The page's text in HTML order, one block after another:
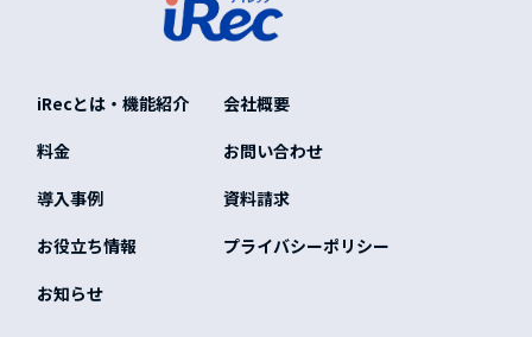
iRecとは・機能紹介
料金
導入事例
お役立ち情報
お知らせ
会社概要
お問い合わせ
資料請求
プライバシーポリシー